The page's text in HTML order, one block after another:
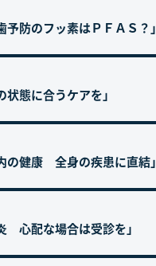
防のフッ素はＰＦＡＳ？」
態に合うケアを」
の健康 全身の疾患に直結」
心配な場合は受診を」